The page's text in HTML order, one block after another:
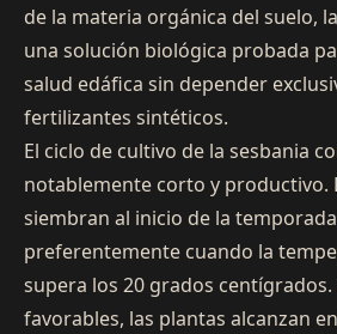
de la materia orgánica del suelo,
una solución biológica probada
salud edáfica sin depender
fertilizantes sintéticos.
El ciclo de cultivo de la sesbania
notablemente corto y productivo.
siembran al inicio de la
preferentemente cuando la
supera los 20 grados centígrados.
favorables, las plantas alcanzan